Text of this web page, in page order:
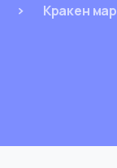
Кракен